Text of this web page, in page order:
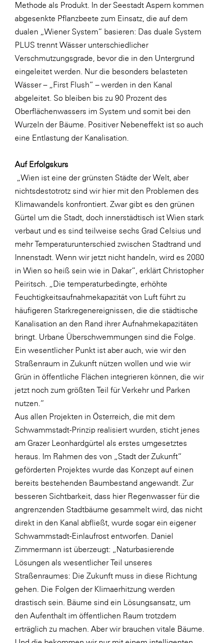
Methode als Produkt. In der Seestadt Aspern kommen
abgesenkte Pflanzbeete zum Einsatz, die auf dem
dualen „Wiener System“ basieren: Das duale System
PLUS trennt Wässer unterschiedlicher
Verschmutzungsgrade, bevor die in den Untergrund
eingeleitet werden. Nur die besonders belasteten
Wässer – „First Flush“ – werden in den Kanal
abgeleitet. So bleiben bis zu 90 Prozent des
Oberflächenwassers im System und somit bei den
Wurzeln der Bäume. Positiver Nebeneffekt ist so auch
eine Entlastung der Kanalisation.
Auf Erfolgskurs
„Wien ist eine der grünsten Städte der Welt, aber
nichtsdestotrotz sind wir hier mit den Problemen des
Klimawandels konfrontiert. Zwar gibt es den grünen
Gürtel um die Stadt, doch innerstädtisch ist Wien stark
verbaut und es sind teilweise sechs Grad Celsius und
mehr Temperaturunterschied zwischen Stadtrand und
Innenstadt. Wenn wir jetzt nicht handeln, wird es 2080
in Wien so heiß sein wie in Dakar“, erklärt Christopher
Peiritsch. „Die temperaturbedingte, erhöhte
Feuchtigkeitsaufnahmekapazität von Luft führt zu
häufigeren Starkregenereignissen, die die städtische
Kanalisation an den Rand ihrer Aufnahmekapazitäten
bringt. Urbane Überschwemmungen sind die Folge.
Ein wesentlicher Punkt ist aber auch, wie wir den
Straßenraum in Zukunft nützen wollen und wie wir
Grün in öffentliche Flächen integrieren können, die wir
jetzt noch zum größten Teil für Verkehr und Parken
nutzen.“
Aus allen Projekten in Österreich, die mit dem
Schwammstadt-Prinzip realisiert wurden, sticht jenes
am Grazer Leonhardgürtel als erstes umgesetztes
heraus. Im Rahmen des von „Stadt der Zukunft“
geförderten Projektes wurde das Konzept auf einen
bereits bestehenden Baumbestand angewandt. Zur
besseren Sichtbarkeit, dass hier Regenwasser für die
angrenzenden Stadtbäume gesammelt wird, das nicht
direkt in den Kanal abfließt, wurde sogar ein eigener
Schwammstadt-Einlaufrost entworfen. Daniel
Zimmermann ist überzeugt: „Naturbasierende
Lösungen als wesentlicher Teil unseres
Straßenraumes: Die Zukunft muss in diese Richtung
gehen. Die Folgen der Klimaerhitzung werden
drastisch sein. Bäume sind ein Lösungsansatz, um
den Aufenthalt im öffentlichen Raum trotzdem
erträglich zu machen. Aber wir brauchen vitale Bäume.